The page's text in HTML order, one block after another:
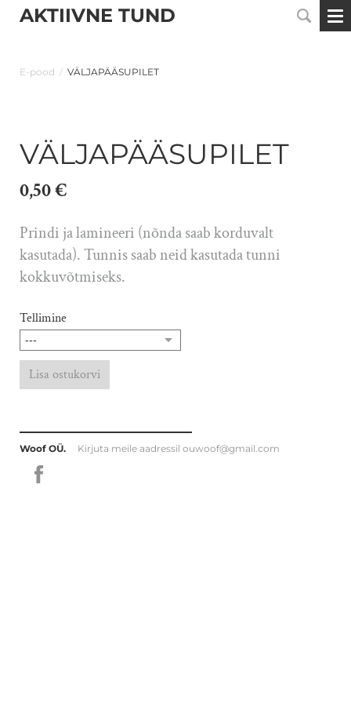
AKTIIVNE TUND
E-pood / VÄLJAPÄÄSUPILET
VÄLJAPÄÄSUPILET
0,50 €
Prindi ja lamineeri (nõnda saab korduvalt
kasutada). Tunnis saab neid kasutada tunni
kokkuvõtmiseks.
Tellimine
Lisa ostukorvi
Woof OÜ. Kirjuta meile aadressil ouwoof@gmail.com